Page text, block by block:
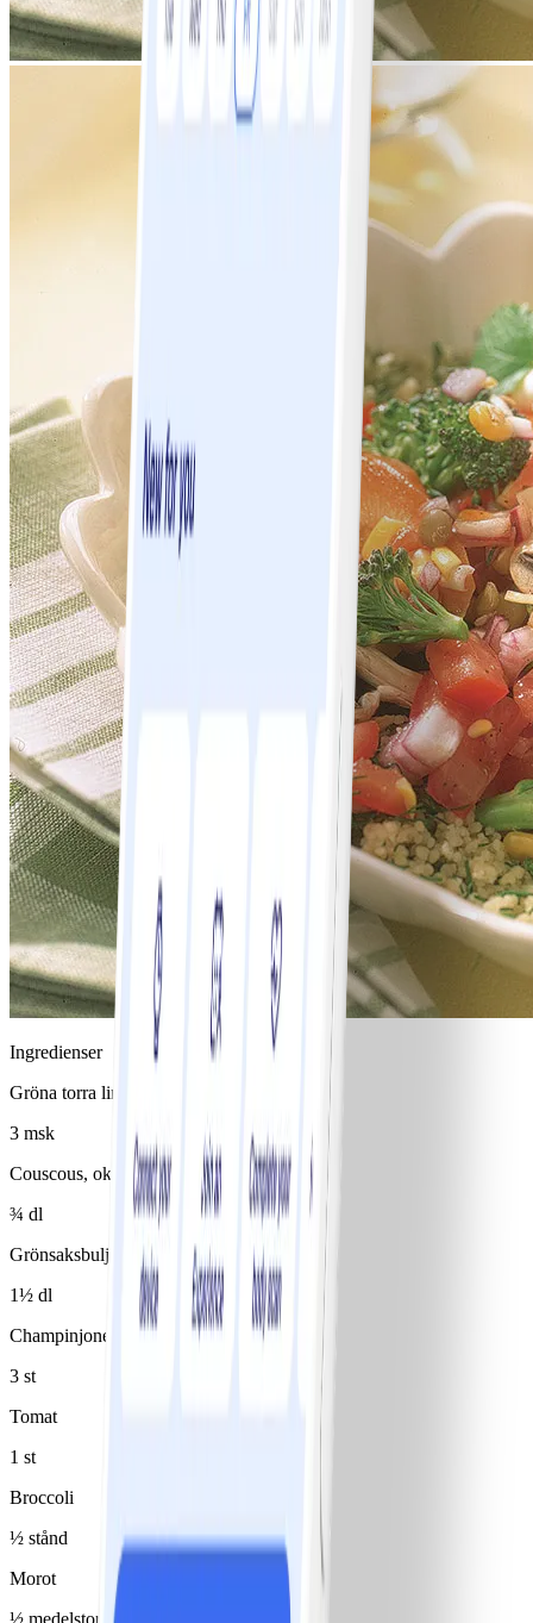
Ingredienser
Gröna torra linser
3 msk
Couscous, okokt
¾ dl
Grönsaksbuljong
1½ dl
Champinjoner
3 st
Tomat
1 st
Broccoli
½ stånd
Morot
½ medelstor(t)/medelstora